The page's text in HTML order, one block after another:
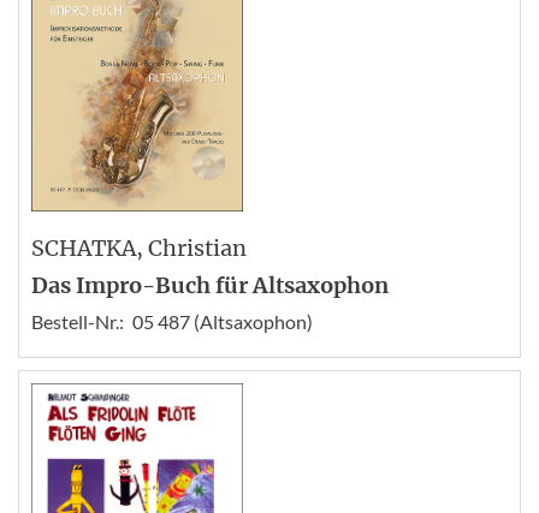
SCHATKA, Christian
Das Impro-Buch für Altsaxophon
Bestell-Nr.: 05 487 (Altsaxophon)